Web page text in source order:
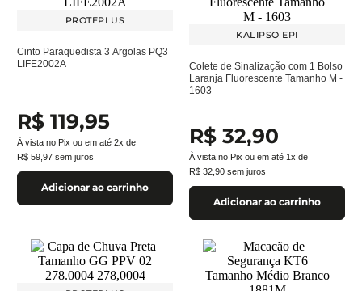
PROTEPLUS
Cinto Paraquedista 3 Argolas PQ3
LIFE2002A
R$ 119,95
À vista no Pix ou em até 2x de
R$ 59 97 sem juros
Adicionar ao carrinho
KALIPSO EPI
Colete de Sinalização com 1 Bolso
Laranja Fluorescente Tamanho M -
1603
R$ 32,90
À vista no Pix ou em até 1x de
R$ 32 90 sem juros
Adicionar ao carrinho